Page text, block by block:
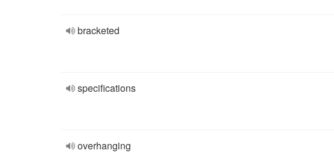
bracketed
specifications
overhanging